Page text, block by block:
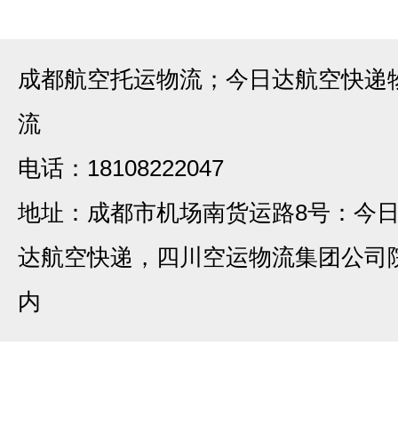
成都航空托运物流；今日达航空快递
流
电话：18108222047
地址：成都市机场南货运路8号：今
达航空快递，四川空运物流集团公司
内